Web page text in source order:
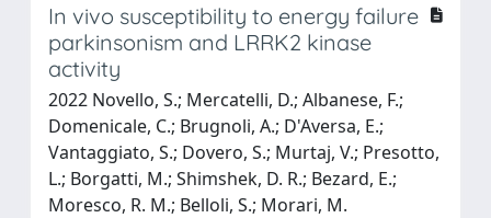
In vivo susceptibility to energy failure
parkinsonism and LRRK2 kinase
activity
2022 Novello, S.; Mercatelli, D.; Albanese, F.;
Domenicale, C.; Brugnoli, A.; D'Aversa, E.;
Vantaggiato, S.; Dovero, S.; Murtaj, V.; Presotto,
L.; Borgatti, M.; Shimshek, D. R.; Bezard, E.;
Moresco, R. M.; Belloli, S.; Morari, M.